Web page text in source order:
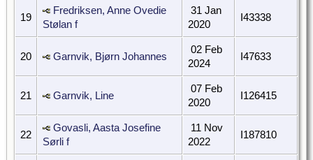
19
Fredriksen, Anne Ovedie
Stølan f
31 Jan
2020
I43338
20 Garnvik, Bjørn Johannes
02 Feb
2024
I47633
21 Garnvik, Line
07 Feb
2020
I126415
22
Govasli, Aasta Josefine
Sørli f
11 Nov
2022
I187810